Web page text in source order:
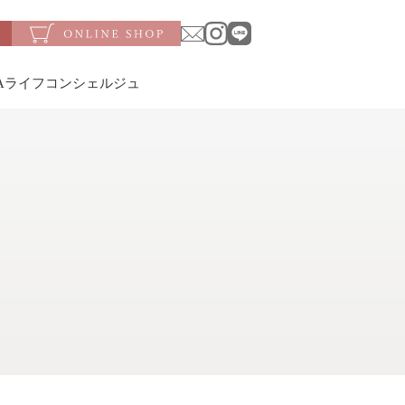
ライフコンシェルジュ